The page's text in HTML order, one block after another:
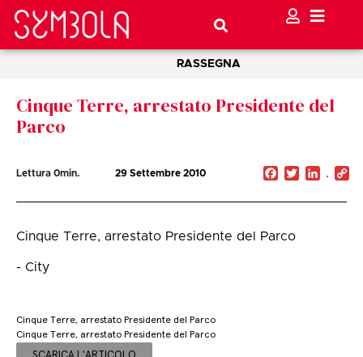
RASSEGNA
Cinque Terre, arrestato Presidente del
Parco
Lettura 0min. 29 Settembre 2010 Facebook
Twitter
Cinque Terre, arrestato Presidente del Parco
- City
Cinque Terre, arrestato Presidente del Parco
Cinque Terre, arrestato Presidente del Parco